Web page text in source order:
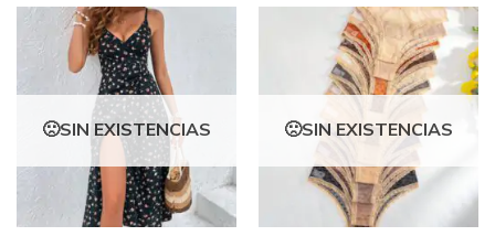
hasta
SIN EXISTENCIAS SIN EXISTENCIAS